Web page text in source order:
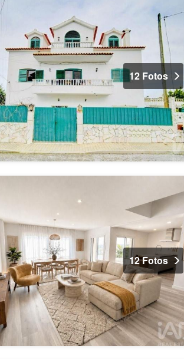
12 Fotos
12 Fotos